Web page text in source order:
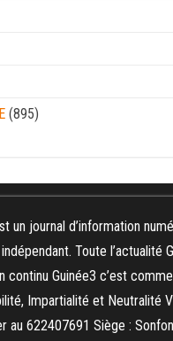
(895)
un journal d’information
Toute l’actualité
continu Guinée3 c’est
Impartialité et Neutralité
au 622407691 Siège :